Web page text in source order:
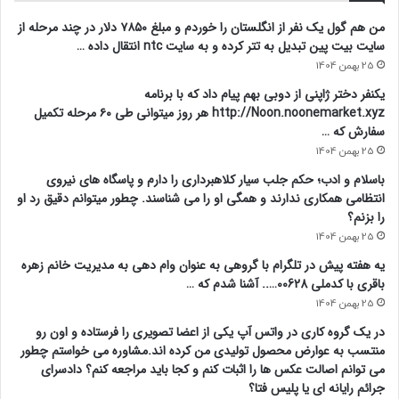
من هم گول یک نفر از انگلستان را خوردم و مبلغ ۷۸۵۰ دلار در چند مرحله از
سایت بیت پین تبدیل به تتر کرده و به سایت ntc انتقال داده …
25 بهمن 1404
یکنفر دختر ژاپنی از دوبی بهم پیام داد که با برنامه
http://Noon.noonemarket.xyz هر روز میتوانی طی ۶۰ مرحله تکمیل
سفارش که …
25 بهمن 1404
باسلام و ادب؛ حکم جلب سیار کلاهبرداری را دارم و پاسگاه های نیروی
انتظامی همکاری ندارند و همگی او را می شناسند. چطور میتوانم دقیق رد او
را بزنم؟
25 بهمن 1404
یه هفته پیش در تلگرام با گروهی به عنوان وام دهی به مدیریت خانم زهره
باقری با کدملی 00628….. آشنا شدم که …
25 بهمن 1404
در یک گروه کاری در واتس آپ یکی از اعضا تصویری را فرستاده و اون رو
منتسب به عوارض محصول تولیدی من کرده اند.مشاوره می خواستم چطور
می توانم اصالت عکس ها را اثبات کنم و کجا باید مراجعه کنم؟ دادسرای
جرائم رایانه ای یا پلیس فتا؟